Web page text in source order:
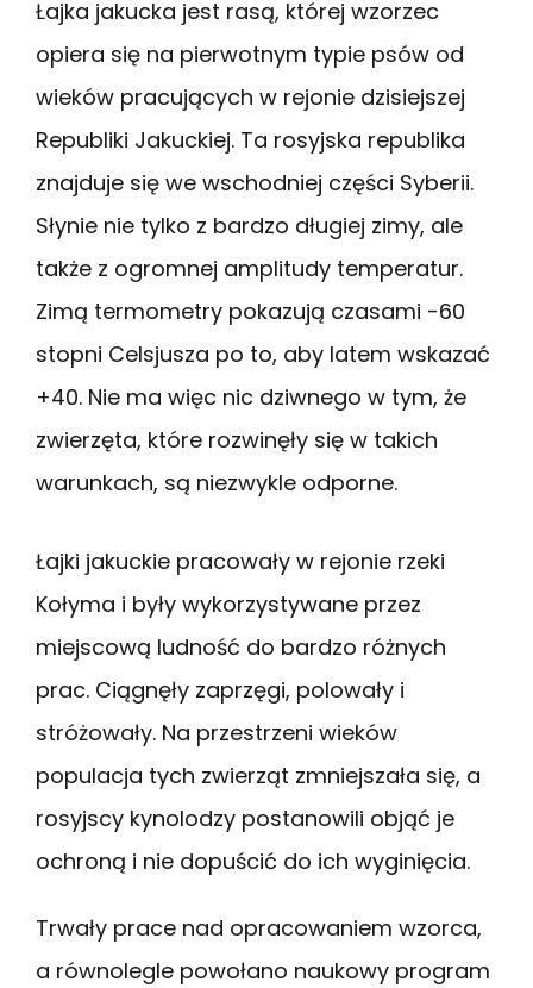
Łajka jakucka jest rasą, której wzorzec
opiera się na pierwotnym typie psów od
wieków pracujących w rejonie dzisiejszej
Republiki Jakuckiej. Ta rosyjska republika
znajduje się we wschodniej części Syberii.
Słynie nie tylko z bardzo długiej zimy, ale
także z ogromnej amplitudy temperatur.
Zimą termometry pokazują czasami -60
stopni Celsjusza po to, aby latem wskazać
+40. Nie ma więc nic dziwnego w tym, że
zwierzęta, które rozwinęły się w takich
warunkach, są niezwykle odporne.
Łajki jakuckie pracowały w rejonie rzeki
Kołyma i były wykorzystywane przez
miejscową ludność do bardzo różnych
prac. Ciągnęły zaprzęgi, polowały i
stróżowały. Na przestrzeni wieków
populacja tych zwierząt zmniejszała się, a
rosyjscy kynolodzy postanowili objąć je
ochroną i nie dopuścić do ich wyginięcia.
Trwały prace nad opracowaniem wzorca,
a równolegle powołano naukowy program